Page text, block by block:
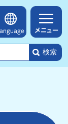
メニュー
検索